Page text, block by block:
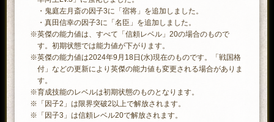
・鬼庭左月斎の因子3に「宿将」を追加しました。
・真田信幸の因子3に「名臣」を追加しました。
※英傑の能力値は、すべて「信頼レベル」20の場合のもので
す。初期状態では能力値が下がります。
※英傑の能力値は2024年9月18日(水)現在のものです。「戦国格
付」などの更新により英傑の能力値も変更される場合がありま
す。
※育成技能のレベルは初期状態のものとなります。
※「因子2」は限界突破2以上で解放されます。
※「因子3」は信頼レベル20で解放されます。